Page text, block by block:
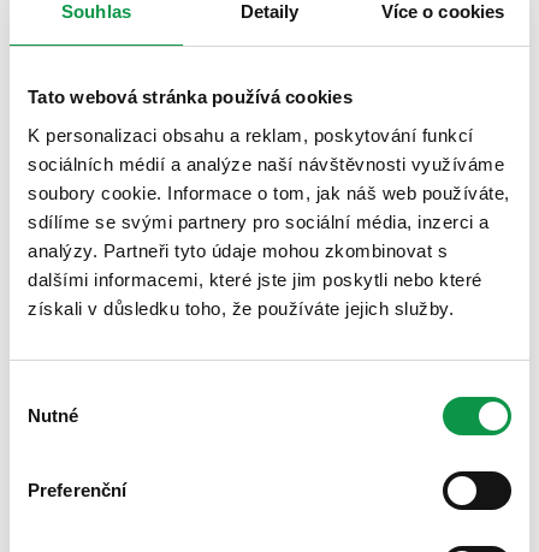
Souhlas Detaily Více o cookies
Tato webová stránka používá cookies
K personalizaci obsahu a reklam, poskytování funkcí
sociálních médií a analýze naší návštěvnosti využíváme
soubory cookie. Informace o tom, jak náš web používáte,
sdílíme se svými partnery pro sociální média, inzerci a
analýzy. Partneři tyto údaje mohou zkombinovat s
dalšími informacemi, které jste jim poskytli nebo které
získali v důsledku toho, že používáte jejich služby.
souhlasu
Nutné
Preferenční